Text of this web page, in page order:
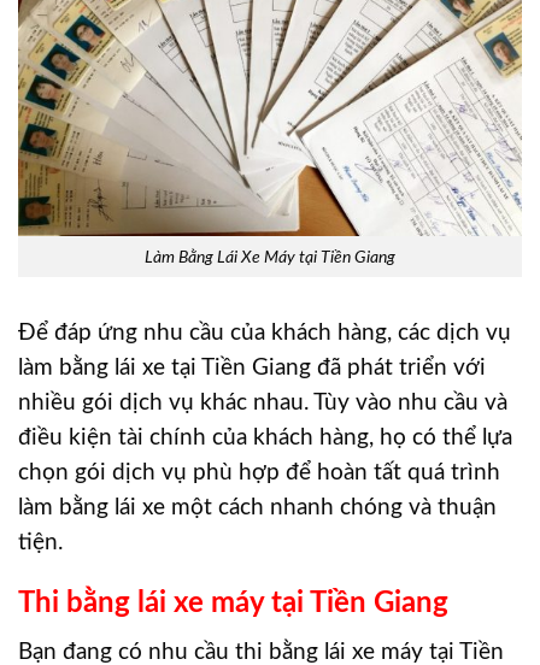
Làm Bằng Lái Xe Máy tại Tiền Giang
Để đáp ứng nhu cầu của khách hàng, các dịch vụ
làm bằng lái xe tại Tiền Giang đã phát triển với
nhiều gói dịch vụ khác nhau. Tùy vào nhu cầu và
điều kiện tài chính của khách hàng, họ có thể lựa
chọn gói dịch vụ phù hợp để hoàn tất quá trình
làm bằng lái xe một cách nhanh chóng và thuận
tiện.
Thi bằng lái xe máy tại Tiền Giang
Bạn đang có nhu cầu thi bằng lái xe máy tại Tiền